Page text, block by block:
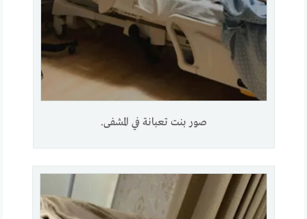
صور بنت تعبانة في المشفى.